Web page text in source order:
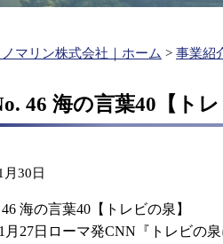
ボン 環境アセスメント
（維持管理計画、航路埋没・海
再生エネルギー開発（現地調査
洋上風力発電に関する調査・
ップ作成、港湾・海岸
マリン株式会社｜ホーム > 事業紹
46 海の言葉40【トレ
月30日
海の言葉40【トレビの泉】
月27日ローマ発CNN『トレビの